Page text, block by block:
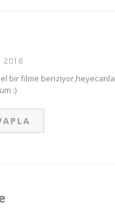
2016
bir filme benziyor,heyecanla
:)